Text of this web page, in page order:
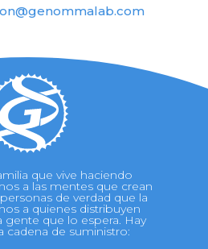
que vive haciendo
a las mentes que crean
de verdad que la
a quienes distribuyen
gente que lo espera. Hay
cadena de suministro: